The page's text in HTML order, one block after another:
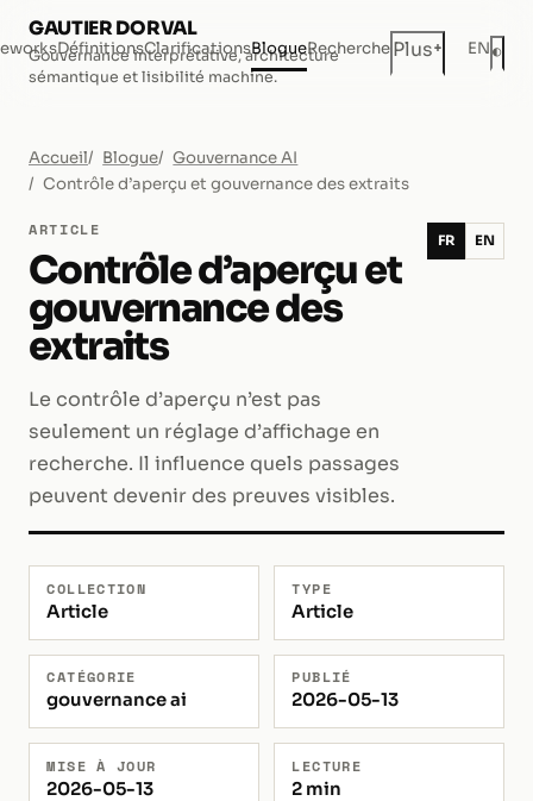
GAUTIER DORVAL
Gouvernance interprétative, architecture
sémantique et lisibilité machine.
DéfinitionsClarificationsBlogueRecherchePlus+ EN◐
Accueil Blogue
Gouvernance AI
Contrôle d’aperçu et gouvernance des extraits
ARTICLE
Contrôle d’aperçu et
gouvernance des
extraits
Le contrôle d’aperçu n’est pas
seulement un réglage d’affichage en
recherche. Il influence quels passages
peuvent devenir des preuves visibles.
FR EN
COLLECTION
Article
TYPE
Article
CATÉGORIE
gouvernance ai
PUBLIÉ
2026-05-13
MISE À JOUR
2026-05-13
LECTURE
2 min